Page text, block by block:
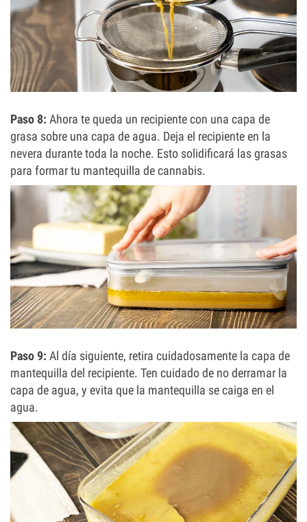
Paso 8: Ahora te queda un recipiente con una capa de
grasa sobre una capa de agua. Deja el recipiente en la
nevera durante toda la noche. Esto solidificará las grasas
para formar tu mantequilla de cannabis.
Paso 9: Al día siguiente, retira cuidadosamente la capa de
mantequilla del recipiente. Ten cuidado de no derramar la
capa de agua, y evita que la mantequilla se caiga en el
agua.